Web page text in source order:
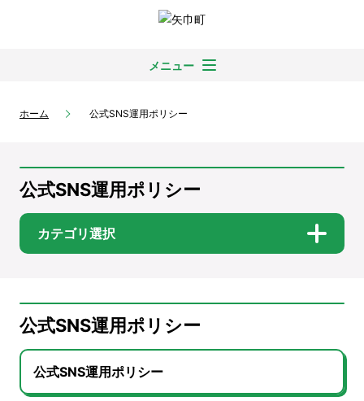
メニュー
ホーム 公式SNS運用ポリシー
公式SNS運用ポリシー
カテゴリ選択
公式SNS運用ポリシー
公式SNS運用ポリシー